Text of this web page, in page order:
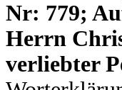
Nr: 779;
Herrn
verliebter